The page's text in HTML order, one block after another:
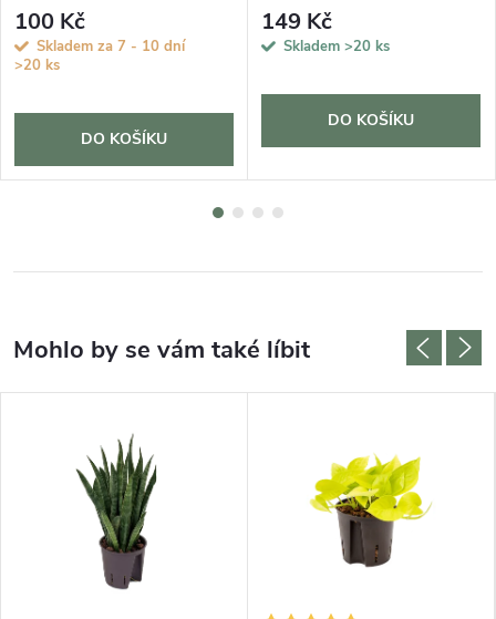
100 Kč
Skladem za 7 - 10 dní
>20 ks
DO KOŠÍKU
149 Kč
Skladem >20 ks
DO KOŠÍKU